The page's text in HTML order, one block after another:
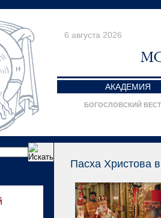
6 августа 2026
АКАДЕМИЯ
БОГОСЛОВСКИЙ
Пасха Христова